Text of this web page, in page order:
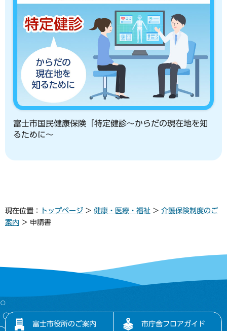
富士市国民健康保険「特定健診～からだの現在地を知
るために～
現在位置： トップページ > 健康・医療・福祉 > 介護保険制度のご
案内 > 申請書
富士市役所のご案内 市庁舎フロアガイド